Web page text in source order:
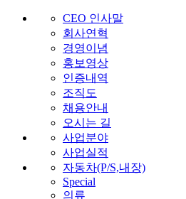
CEO 인사말
회사연혁
경영이념
홍보영상
인증내역
조직도
채용안내
오시는 길
사업분야
사업실적
자동차(P/S,내장)
Special
의류